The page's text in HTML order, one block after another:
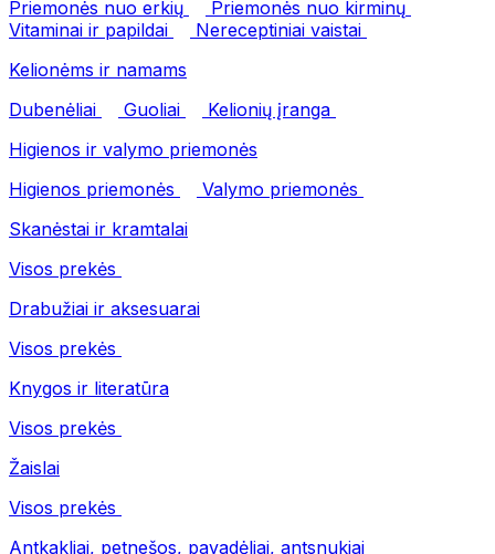
Priemonės nuo erkių
Priemonės nuo kirminų
Vitaminai ir papildai
Nereceptiniai vaistai
Kelionėms ir namams
Dubenėliai
Guoliai
Kelionių įranga
Higienos ir valymo priemonės
Higienos priemonės
Valymo priemonės
Skanėstai ir kramtalai
Visos prekės
Drabužiai ir aksesuarai
Visos prekės
Knygos ir literatūra
Visos prekės
Žaislai
Visos prekės
Antkakliai, petnešos, pavadėliai, antsnukiai